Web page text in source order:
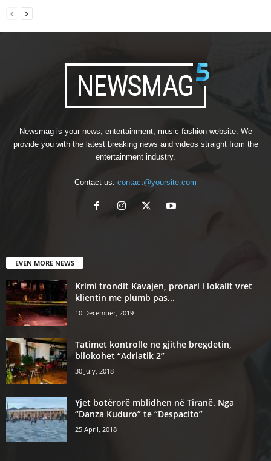
Newsmag is your news, entertainment, music fashion website. We
provide you with the latest breaking news and videos straight from the
entertainment industry.
Contact us: contact@yoursite.com
EVEN MORE NEWS
Krimi trondit Kavajen, pronari i lokalit vret
klientin me plumb pas...
10 December, 2019
Tatimet kontrolle ne gjithe bregdetin,
bllokohet “Adriatik 2”
30 July, 2018
Yjet botërorë mblidhen në Tiranë. Nga
“Danza Kuduro” te “Despacito”
25 April, 2018